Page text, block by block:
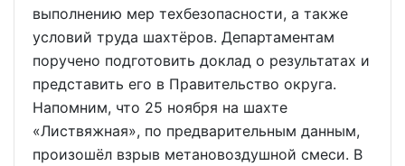
выполнению мер техбезопасности, а также
условий труда шахтёров. Департаментам
поручено подготовить доклад о результатах и
представить его в Правительство округа.
Напомним, что 25 ноября на шахте
«Листвяжная», по предварительным данным,
произошёл взрыв метановоздушной смеси. В